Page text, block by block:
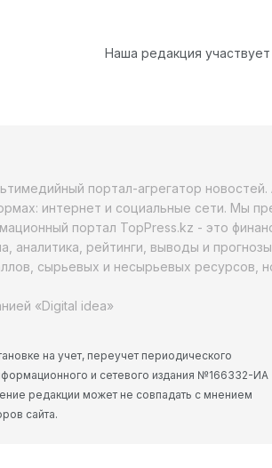
Наша редакция
портал-агрегатор
интернет и социальные сети. Мы
портал TopPress.kz - это
аналитика, рейтинги, выводы и
сырьевых и несырьевых ресурсов,
«Digital idea»
на учет, переучет периодического
и сетевого издания №166332-ИА
редакции может не совпадать с мнением
сайта.